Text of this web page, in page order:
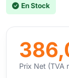
En Stock
Prix Net (TVA